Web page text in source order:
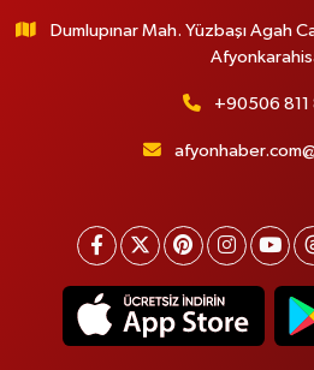
Dumlupınar Mah. Yüzbaşı Agah
+90506 811